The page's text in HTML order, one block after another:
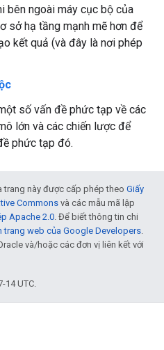
bên ngoài máy cục bộ của
sở hạ tầng mạnh mẽ hơn để
kết quả (và đây là nơi phép
số vấn đề phức tạp về các
lớn và các chiến lược để
phức tạp đó.
trang này được cấp phép theo Giấy
Commons và các mẫu mã lập
Apache 2.0. Để biết thông tin chi
trang web của Google Developers.
và/hoặc các đơn vị liên kết với
14 UTC.